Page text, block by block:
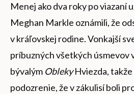
Menej ako dva roky po viazaní
Meghan Markle oznámili, že
v kráľovskej rodine. Vonkajší
príbuzných všetkých úsmevov
bývalým OblekyHviezda,
podozrenie, že v zákulisí boli